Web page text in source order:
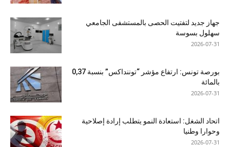
جهاز جديد لتفتيت الحصى بالمستشفى الجامعي
سهلول بسوسة
2026-07-31
بورصة تونس: ارتفاع مؤشر “توننداكس” بنسبة 0,37
بالمائة
2026-07-31
اتحاد الشغل: استعادة النمو يتطلب إرادة إصلاحية
وحوارا وطنيا
2026-07-31